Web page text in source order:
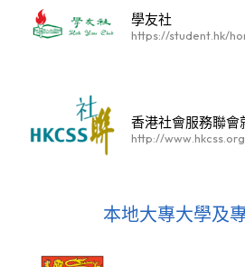
學友社
https://student.hk/
香港社會服務聯會
http://
本地大專大學及